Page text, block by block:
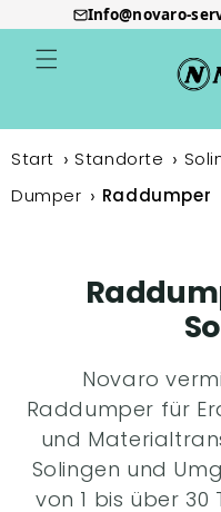
Direkt
zum
Inhalt
Info@novaro-
Start Standorte
Dumper
Raddumper
Novaro
Raddumper für
und
Solingen und
von 1 bis über 30